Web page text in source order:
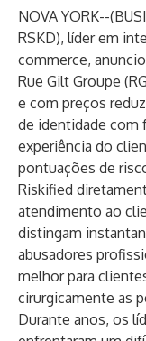
NOVA YORK--(
RSKD), líder em
commerce,
Rue Gilt Groupe
e com preços
de identidade com
experiência do
pontuações de
Riskified
atendimento ao
distingam
abusadores
melhor para
cirurgicamente as
Durante anos, os